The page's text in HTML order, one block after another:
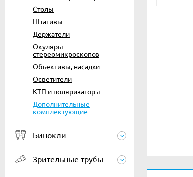
Столы
Штативы
Держатели
Окуляры
стереомикроскопов
Объективы, насадки
Осветители
КТП и поляризаторы
Дополнительные
комплектующие
Бинокли
Зрительные трубы